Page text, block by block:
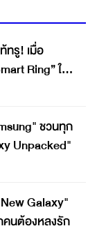
ทรู! เมื่อ
Ring” ใน
ชวนทุก
Unpacked"
Galaxy"
นต้องหลงรัก